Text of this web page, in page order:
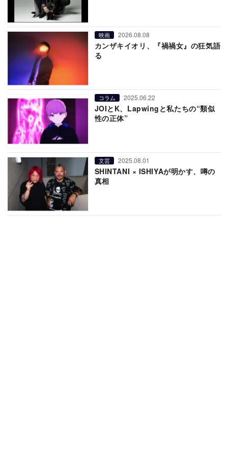
映画 2026.08.08
カンザキイオリ、『禍禍女』の狂気語
る
コラム 2025.06.22
JOIとK、Lapwingと私たちの“類似
性の正体”
文芸 2025.08.01
SHINTANI × ISHIYAが明かす、噂の
真相